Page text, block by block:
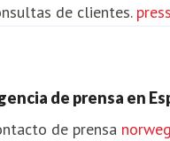
de clientes.
de prensa en
de prensa